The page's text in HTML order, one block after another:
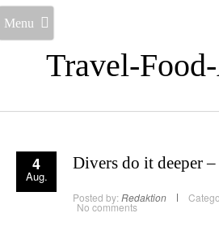
Travel-
Menu
4
Aug.
Divers do it deeper
Posted by: Redaktion
No comments